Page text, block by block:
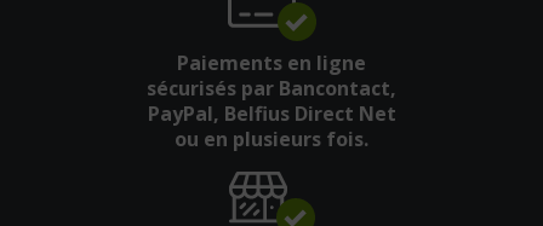
Paiements en ligne
sécurisés par Bancontact,
PayPal, Belfius Direct Net
ou en plusieurs fois.